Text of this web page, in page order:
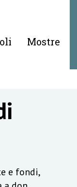
Mostre
e fondi,